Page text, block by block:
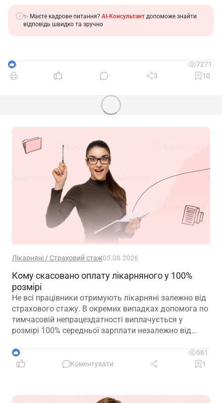
✨ Маєте кадрове питання? AI-Консультант допоможе знайти
відповідь швидко та зручно
6
7271
3
10
Лікарняні / Страховий стаж05.08.2026
Кому скасовано оплату лікарняного у 100%
розмірі
Не всі працівники отримують лікарняні залежно від
страхового стажу. В окремих випадках допомога по
тимчасовій непрацездатності виплачується у
розмірі 100% середньої зарплати незалежно від
працівники втратили право на 100% оплати
лікарняного у 2026 році. Деталі – у роз’ясненні ПФУ
5
581
Коментувати
1